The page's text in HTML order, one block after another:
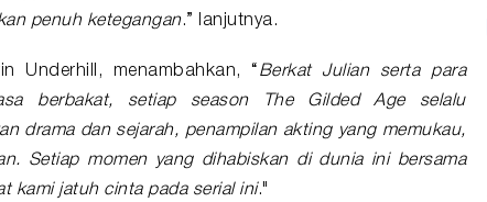
penuh ketegangan.” lanjutnya.
Underhill, menambahkan, “ Berkat Julian serta para
berbakat, setiap season The Gilded Age selalu
drama dan sejarah, penampilan akting yang memukau,
Setiap momen yang dihabiskan di dunia ini bersama
kami jatuh cinta pada serial ini."